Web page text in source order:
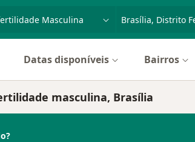
cidade ou região
Datas disponíveis Bairros
masculina, Brasília